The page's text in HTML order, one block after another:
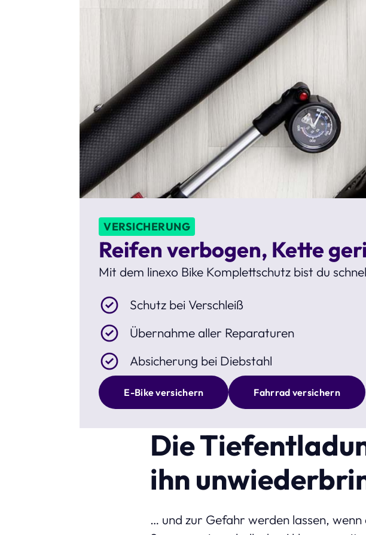
VERSICHERUNG
Reifen verbogen, Kette
Mit dem linexo Bike Komplettschutz bist du
Schutz bei Verschleiß
Übernahme aller Reparaturen
Absicherung bei Diebstahl
E-Bike versichern Fahrrad versichern
Die
ihn
… und zur Gefahr werden lassen,